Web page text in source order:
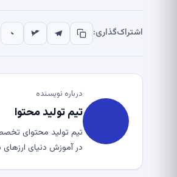
اشتراک‌گذاری:
درباره نویسنده
تیم تولید محتوا
تیم تولید محتوای
در آموزش دنیای ارزهای